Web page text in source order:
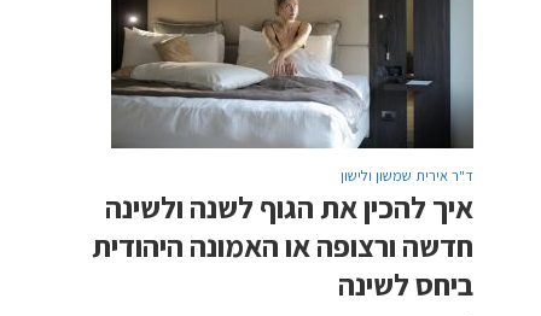
ד"ר אירית שמשון ולישון
איך להכין את הגוף לשנה ולשינה
חדשה ורצופה או האמונה היהודית
ביחס לשינה